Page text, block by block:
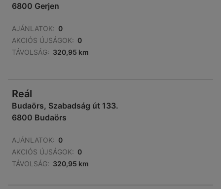
6800 Gerjen
AJÁNLATOK: 0
AKCIÓS ÚJSÁGOK: 0
TÁVOLSÁG: 320,95 km
Reál
Budaörs, Szabadság út 133.
6800 Budaörs
AJÁNLATOK: 0
AKCIÓS ÚJSÁGOK: 0
TÁVOLSÁG: 320,95 km